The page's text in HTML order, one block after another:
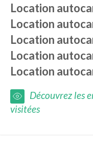
Location
Location
Location
Location
Location
Découvrez les
visitées